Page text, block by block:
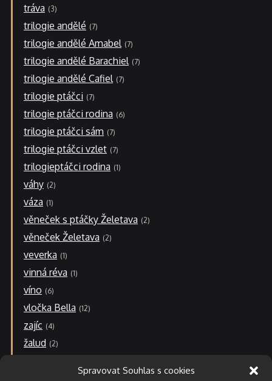
Spravovat Souhlas s cookies
tráva 3
trilogie andělé 7
trilogie andělé Amabel 7
trilogie andělé Barachiel 7
trilogie andělé Cafiel 7
trilogie ptáčci 7
trilogie ptáčci rodina 6
trilogie ptáčci sám 7
trilogie ptáčci vzlet 7
trilogieptáčci rodina 1
váhy 2
váza 1
věneček s ptáčky Želetava 2
věneček Želetava 2
veverka 1
vinná réva 1
víno 6
vločka Bella 12
zajíc 4
žalud 2